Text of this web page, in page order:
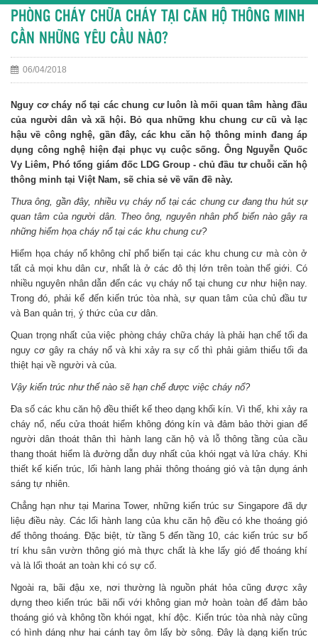
PHÒNG CHÁY CHỮA CHÁY TẠI CĂN HỘ THÔNG MINH
CẦN NHỮNG YÊU CẦU NÀO?
06/04/2018
Nguy cơ cháy nổ tại các chung cư luôn là mối quan tâm hàng đầu
của người dân và xã hội. Bỏ qua những khu chung cư cũ và lạc
hậu về công nghệ, gần đây, các khu căn hộ thông minh đang áp
dụng công nghệ hiện đại phục vụ cuộc sống. Ông Nguyễn Quốc
Vy Liêm, Phó tổng giám đốc LDG Group - chủ đầu tư chuỗi căn hộ
thông minh tại Việt Nam, sẽ chia sẻ về vấn đề này.
Thưa ông, gần đây, nhiều vụ cháy nổ tại các chung cư đang thu hút sự
quan tâm của người dân. Theo ông, nguyên nhân phổ biến nào gây ra
những hiểm họa cháy nổ tại các khu chung cư?
Hiểm họa cháy nổ không chỉ phổ biến tại các khu chung cư mà còn ở
tất cả mọi khu dân cư, nhất là ở các đô thị lớn trên toàn thế giới. Có
nhiều nguyên nhân dẫn đến các vụ cháy nổ tại chung cư như hiện nay.
Trong đó, phải kể đến kiến trúc tòa nhà, sự quan tâm của chủ đầu tư
và Ban quản trị, ý thức của cư dân.
Quan trọng nhất của việc phòng cháy chữa cháy là phải hạn chế tối đa
nguy cơ gây ra cháy nổ và khi xảy ra sự cố thì phải giảm thiểu tối đa
thiệt hại về người và của.
Vậy kiến trúc như thế nào sẽ hạn chế được việc cháy nổ?
Đa số các khu căn hộ đều thiết kế theo dạng khối kín. Vì thế, khi xảy ra
cháy nổ, nếu cửa thoát hiểm không đóng kín và đảm bảo thời gian để
người dân thoát thân thì hành lang căn hộ và lỗ thông tầng của cầu
thang thoát hiểm là đường dẫn duy nhất của khói ngạt và lửa cháy. Khi
thiết kế kiến trúc, lối hành lang phải thông thoáng gió và tận dụng ánh
sáng tự nhiên.
Chẳng hạn như tại Marina Tower, những kiến trúc sư Singapore đã dự
liệu điều này. Các lối hành lang của khu căn hộ đều có khe thoáng gió
để thông thoáng. Đặc biệt, từ tầng 5 đến tầng 10, các kiến trúc sư bố
trí khu sân vườn thông gió mà thực chất là khe lấy gió để thoáng khí
và là lối thoát an toàn khi có sự cố.
Ngoài ra, bãi đậu xe, nơi thường là nguồn phát hỏa cũng được xây
dựng theo kiến trúc bãi nổi với không gian mở hoàn toàn để đảm bảo
thoáng gió và không tồn khói ngạt, khí độc. Kiến trúc tòa nhà này cũng
có hình dáng như hai cánh tay ôm lấy bờ sông. Đây là dạng kiến trúc